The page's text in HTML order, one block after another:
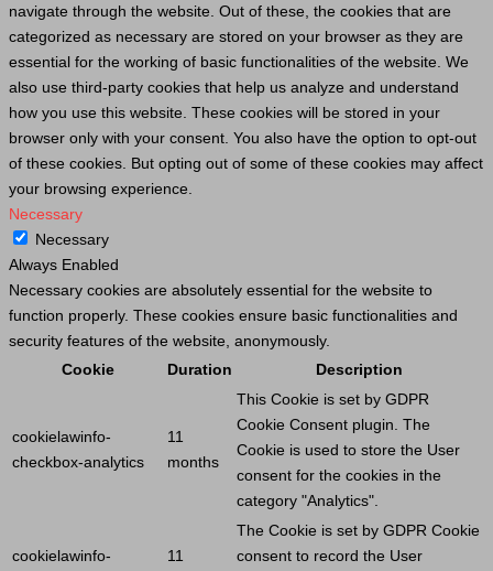
navigate through the website. Out of these, the cookies that are
categorized as necessary are stored on your browser as they are
essential for the working of basic functionalities of the website. We
also use third-party cookies that help us analyze and understand
how you use this website. These cookies will be stored in your
browser only with your consent. You also have the option to opt-out
of these cookies. But opting out of some of these cookies may affect
your browsing experience.
Necessary
Necessary
Always Enabled
Necessary cookies are absolutely essential for the website to
function properly. These cookies ensure basic functionalities and
security features of the website, anonymously.
Cookie
Duration Description
cookielawinfo-
checkbox-analytics
11
months
This Cookie is set by GDPR
Cookie Consent plugin. The
Cookie is used to store the User
consent for the cookies in the
category "Analytics".
cookielawinfo-
11
The Cookie is set by GDPR Cookie
consent to record the User